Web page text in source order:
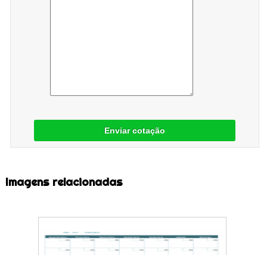
Enviar cotação
Imagens relacionadas